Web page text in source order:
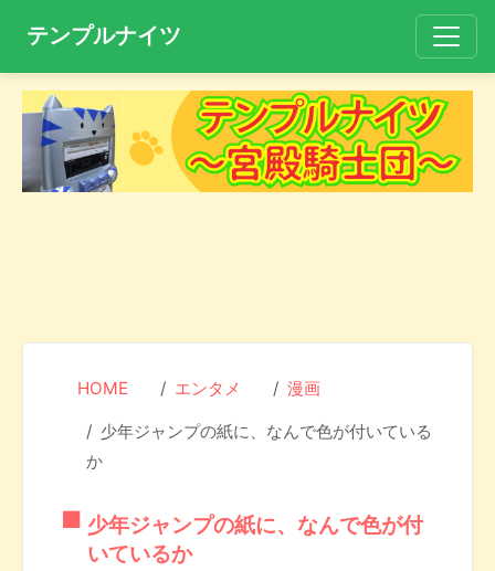
テンプルナイツ
HOME エンタメ 漫画
少年ジャンプの紙に、なんで色が付いている
か
少年ジャンプの紙に、なんで色が付
いているか